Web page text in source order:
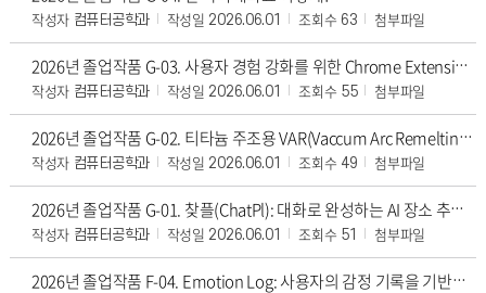
작성자 컴퓨터공학과 작성일 2026.06.01 조회수 63 첨부파일
2026년 졸업작품 G-03. 사용자 경험 강화를 위한 Chrome Extension 기반의 실시간 낚시성 기사 판별 및 핵심 정보 추출 시스템 설계
작성자 컴퓨터공학과 작성일 2026.06.01 조회수 55 첨부파일
2026년 졸업작품 G-02. 티타늄 주조용 VAR(Vaccum Arc Remelting) 장비의 모니터링 및 제어프로그램 개발
작성자 컴퓨터공학과 작성일 2026.06.01 조회수 49 첨부파일
2026년 졸업작품 G-01. 찾플(ChatPl): 대화로 완성하는 AI 장소 추천 플랫폼
작성자 컴퓨터공학과 작성일 2026.06.01 조회수 51 첨부파일
2026년 졸업작품 F-04. Emotion Log: 사용자의 감정 기록을 기반으로 한 맞춤형 해결방안 추천 및 통계 시각화 서비스